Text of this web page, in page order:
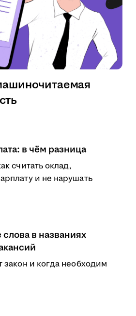
в чём разница
считать оклад,
и не нарушать
в названиях
закон и когда необходим